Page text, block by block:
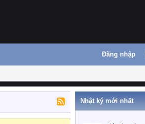
Đăng nhập
Nhật ký mới nhất